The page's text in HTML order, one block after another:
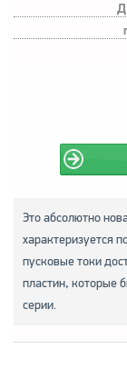
Это абсолютно
характеризуется
пусковые токи
пластин, которые
серии.